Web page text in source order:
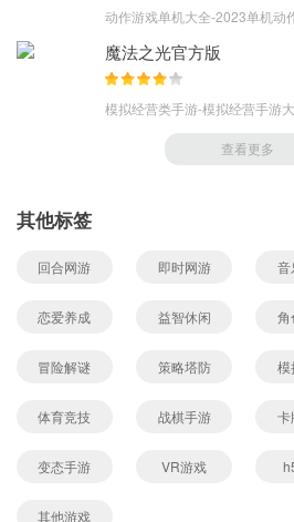
动作游戏单机大全-2023单机动
魔法之光官方版
模拟经营类手游-模拟经营手游
查看更多
其他标签
回合网游 即时网游 音
恋爱养成 益智休闲 角
冒险解谜 策略塔防 模
体育竞技 战棋手游 卡
变态手游 VR游戏
其他游戏